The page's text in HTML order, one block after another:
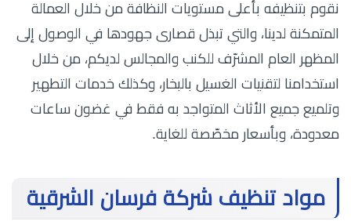
نقوم بتنظيفه بأعلى مستويات النظافة من خلال العمالة
المتمكنة لدينا، والتي تبذل قصارى جهودها في الوصول إلى
المظهر العام المشرّف للكنب والمجالس لديكم، من خلال
استخدامنا لتقنيات الغسيل بالبخار، وكذلك خدمات التطهير
وتلميع جميع الأثاث المتواجد به فقط في غضون ساعات
معدودة، وبأسعار مخصّصة للغاية.
مواد تنظيف شركة فرسان الشرقية